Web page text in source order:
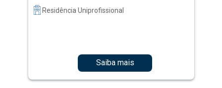
Residência Uniprofissional
Saiba mais